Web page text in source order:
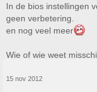
In de bios instellingen
geen verbetering.
en nog veel meer
Wie of wie weet
15 nov 2012